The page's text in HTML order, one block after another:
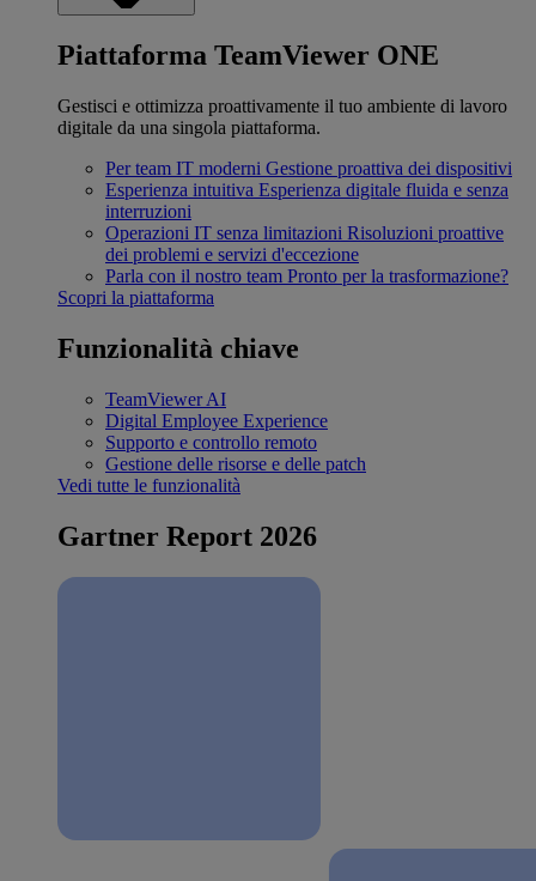
Piattaforma TeamViewer ONE
Gestisci e ottimizza proattivamente il tuo ambiente di lavoro
digitale da una singola piattaforma.
Per team IT moderni Gestione proattiva dei dispositivi
Esperienza intuitiva Esperienza digitale fluida e senza
interruzioni
Operazioni IT senza limitazioni Risoluzioni proattive
dei problemi e servizi d'eccezione
Parla con il nostro team Pronto per la trasformazione?
Scopri la piattaforma
Funzionalità chiave
TeamViewer AI
Digital Employee Experience
Supporto e controllo remoto
Gestione delle risorse e delle patch
Vedi tutte le funzionalità
Gartner Report 2026